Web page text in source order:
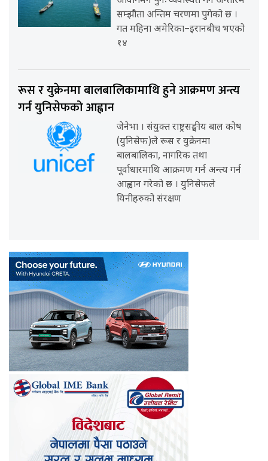
सम्झौता अन्तिम चरणमा पुगेको छ ।
गत महिना अमेरिका–इरानबीच भएको
१४
रूस र युक्रेनमा बालबालिकामाथि हुने आक्रमण अन्त्य
गर्न युनिसेफको आह्वान
जेनेभा । संयुक्त राष्ट्रसङ्घीय बाल कोष
(युनिसेफ)ले रूस र युक्रेनमा
बालबालिका, नागरिक तथा
पूर्वाधारमाथि आक्रमण गर्न अन्त्य गर्न
आह्वान गरेको छ । युनिसेफले
यिनीहरुको संरक्षण